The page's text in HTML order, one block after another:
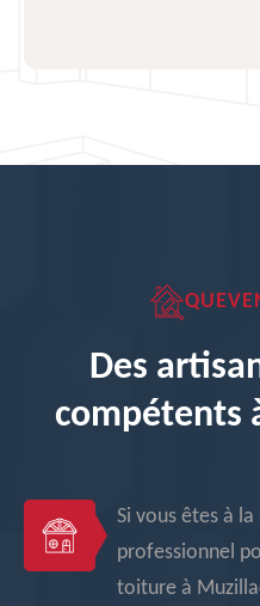
Des
compétents
Si vous êtes à
professionnel
toiture à